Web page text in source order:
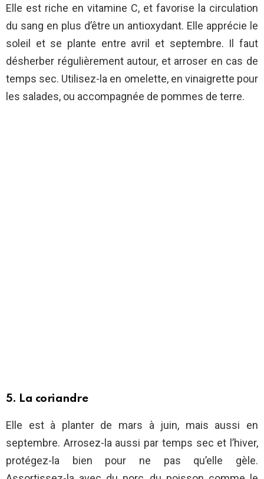
Elle est riche en vitamine C, et favorise la circulation
du sang en plus d’être un antioxydant. Elle apprécie le
soleil et se plante entre avril et septembre. Il faut
désherber régulièrement autour, et arroser en cas de
temps sec. Utilisez-la en omelette, en vinaigrette pour
les salades, ou accompagnée de pommes de terre.
5. La coriandre
Elle est à planter de mars à juin, mais aussi en
septembre. Arrosez-la aussi par temps sec et l’hiver,
protégez-la bien pour ne pas qu’elle gèle.